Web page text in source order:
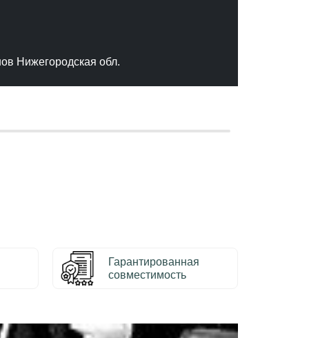
Нижегородская обл.
Гарантированная
совместимость